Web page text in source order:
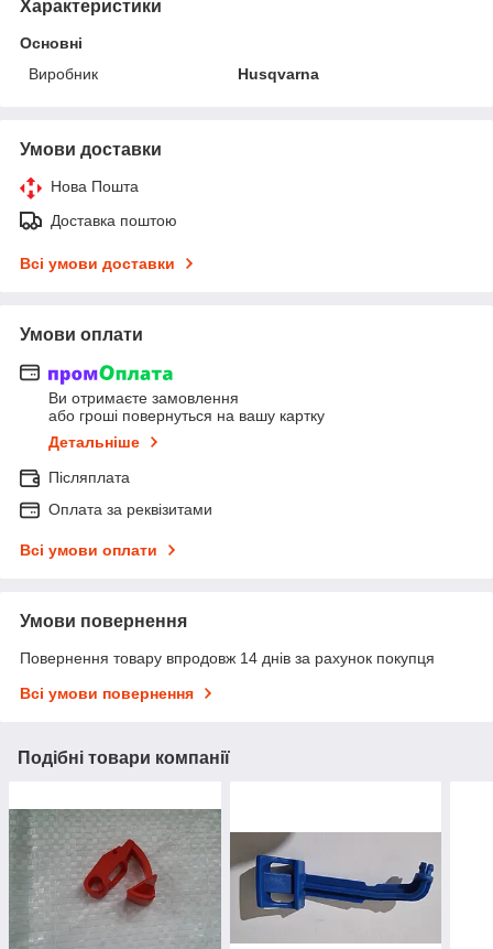
Характеристики
Основні
Виробник
Husqvarna
Умови доставки
Нова Пошта
Доставка поштою
Всі умови доставки
Умови оплати
Ви отримаєте замовлення
або гроші повернуться на вашу картку
Детальніше
Післяплата
Оплата за реквізитами
Всі умови оплати
Умови повернення
Повернення товару впродовж 14 днів за рахунок покупця
Всі умови повернення
Подібні товари компанії